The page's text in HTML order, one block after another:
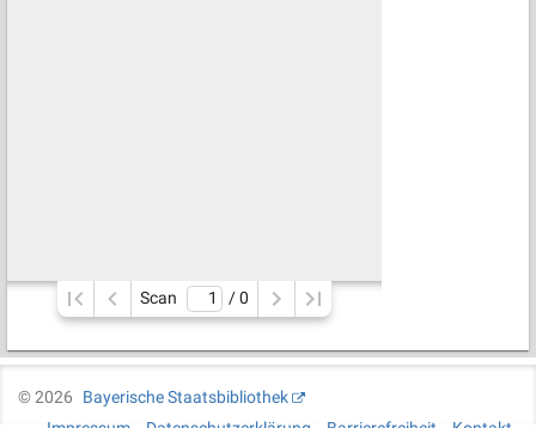
Scan / 0
©2026
Bayerische Staatsbibliothek